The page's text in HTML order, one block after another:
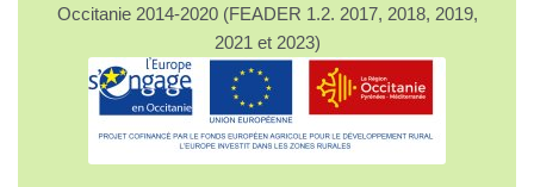
Occitanie 2014-2020 (FEADER 1.2. 2017, 2018, 2019,
2021 et 2023)